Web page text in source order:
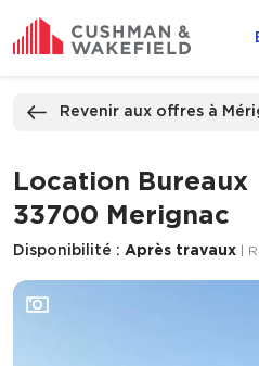
Revenir aux offres à
Location Bureaux
33700 Merignac
Disponibilité : Après travaux |